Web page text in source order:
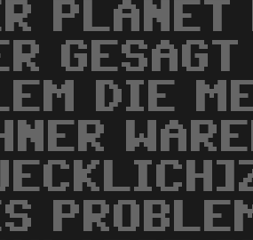
PLANET
DIE